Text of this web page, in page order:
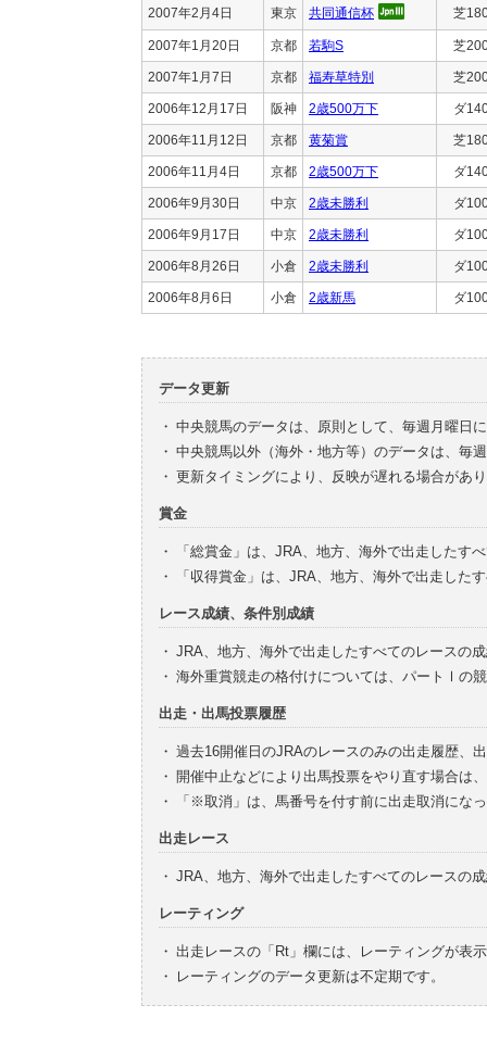
2007年2月4日 東京 共同通信杯 芝
2007年1月20日 京都 若駒S 芝
2007年1月7日 京都 福寿草特別 芝
2006年12月17日 阪神 2歳500万下 ダ
2006年11月12日 京都 黄菊賞 芝
2006年11月4日 京都 2歳500万下 ダ
2006年9月30日 中京 2歳未勝利 ダ
2006年9月17日 中京 2歳未勝利 ダ
2006年8月26日 小倉 2歳未勝利 ダ
2006年8月6日 小倉 2歳新馬 ダ
データ更新
・ 中央競馬のデータは、原則として、毎週月曜日
・ 中央競馬以外（海外・地方等）のデータは、毎
・ 更新タイミングにより、反映が遅れる場合があ
賞金
・
「総賞金」は、JRA、地方、海外で出走したす
・
「収得賞金」は、JRA、地方、海外で出走した
レース成績、条件別成績
・ JRA、地方、海外で出走したすべてのレースの
・ 海外重賞競走の格付けについては、パートⅠの
出走・出馬投票履歴
・ 過去16開催日のJRAのレースのみの出走履歴、
・ 開催中止などにより出馬投票をやり直す場合は
・
「※取消」は、馬番号を付す前に出走取消にな
出走レース
・ JRA、地方、海外で出走したすべてのレースの
レーティング
・ 出走レースの「Rt」欄には、レーティングが表
・
レーティングのデータ更新は不定期です。